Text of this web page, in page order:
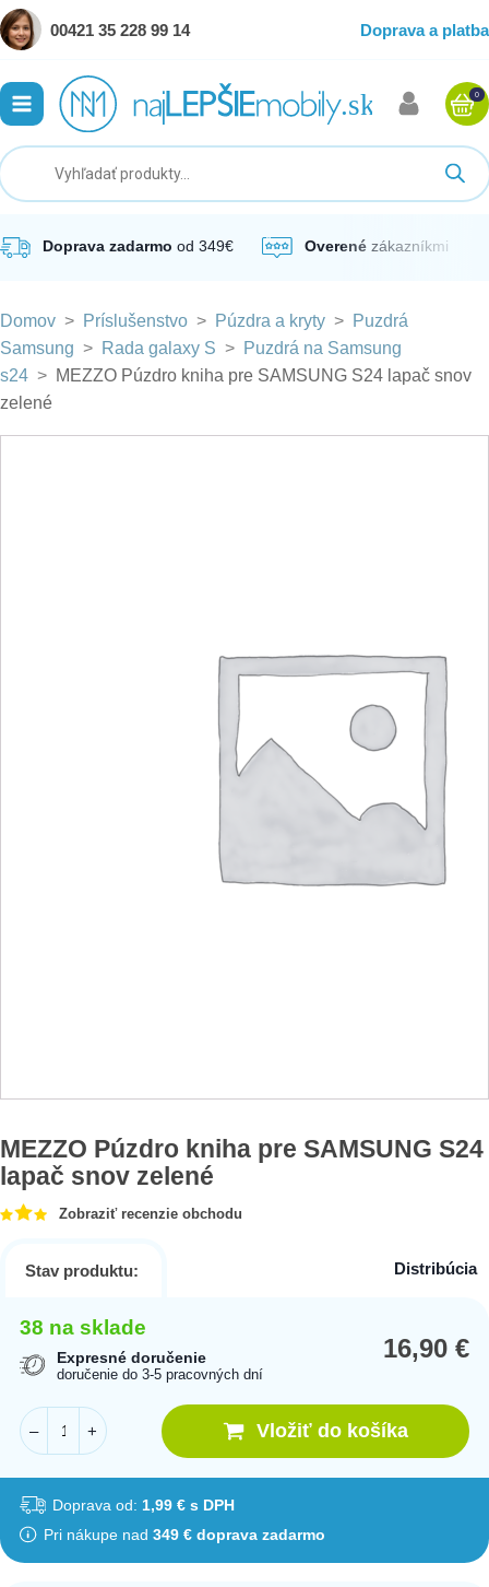
00421 35 228 99 14 Doprava a platba
0
Doprava zadarmo od 349€ Overené zákazníkmi
Domov > Príslušenstvo > Púzdra a kryty > Puzdrá
Samsung > Rada galaxy S > Puzdrá na Samsung
s24 > MEZZO Púzdro kniha pre SAMSUNG S24 lapač snov
zelené
MEZZO Púzdro kniha pre SAMSUNG S24
lapač snov zelené
Zobraziť recenzie obchodu
Stav produktu: Distribúcia
38 na sklade
Expresné doručenie
doručenie do 3-5 pracovných dní
16,90€
– + Vložiť do košíka
Doprava od: 1,99 € s DPH
Pri nákupe nad 349 € doprava zadarmo